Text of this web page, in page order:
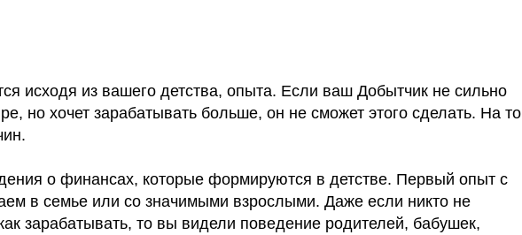
исходя из вашего детства, опыта. Если ваш Добытчик не сильно
но хочет зарабатывать больше, он не сможет этого сделать. На то
о финансах, которые формируются в детстве. Первый опыт с
в семье или со значимыми взрослыми. Даже если никто не
зарабатывать, то вы видели поведение родителей, бабушек,